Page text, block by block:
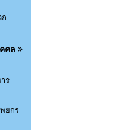
ก
คล
ร
ยกร